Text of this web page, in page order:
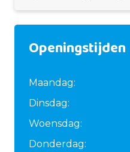
Openingstijden
Maandag:
Dinsdag:
Woensdag:
Donderdag: